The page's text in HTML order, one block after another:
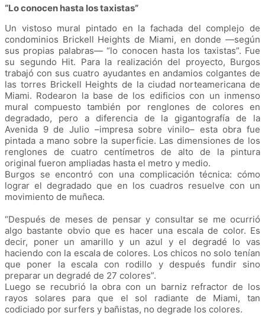
“Lo conocen hasta los taxistas”
Un vistoso mural pintado en la fachada del complejo de
condominios Brickell Heights de Miami, en donde ―según
sus propias palabras― “lo conocen hasta los taxistas”. Fue
su segundo Hit. Para la realización del proyecto, Burgos
trabajó con sus cuatro ayudantes en andamios colgantes de
las torres Brickell Heights de la ciudad norteamericana de
Miami. Rodearon la base de los edificios con un inmenso
mural compuesto también por renglones de colores en
degradado, pero a diferencia de la gigantografía de la
Avenida 9 de Julio –impresa sobre vinilo– esta obra fue
pintada a mano sobre la superficie. Las dimensiones de los
renglones de cuatro centímetros de alto de la pintura
original fueron ampliadas hasta el metro y medio.
Burgos se encontró con una complicación técnica: cómo
lograr el degradado que en los cuadros resuelve con un
movimiento de muñeca.
“Después de meses de pensar y consultar se me ocurrió
algo bastante obvio que es hacer una escala de color. Es
decir, poner un amarillo y un azul y el degradé lo vas
haciendo con la escala de colores. Los chicos no solo tenían
que poner la escala con rodillo y después fundir sino
preparar un degradé de 27 colores”.
Luego se recubrió la obra con un barniz refractor de los
rayos solares para que el sol radiante de Miami, tan
codiciado por surfers y bañistas, no degrade los colores.